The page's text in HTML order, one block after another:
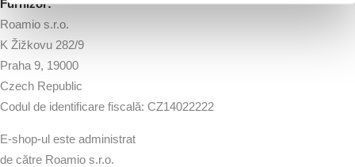
Furnizor:
Roamio s.r.o.
K Žižkovu 282/9
Praha 9, 19000
Czech Republic
Codul de identificare fiscală: CZ14022222
E-shop-ul este administrat
de către Roamio s.r.o.